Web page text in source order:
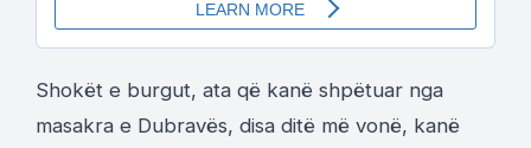
Shokët e burgut, ata që kanë shpëtuar nga
masakra e Dubravës, disa ditë më vonë, kanë